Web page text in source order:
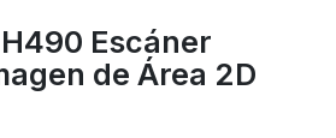
Escáner
de Área 2D